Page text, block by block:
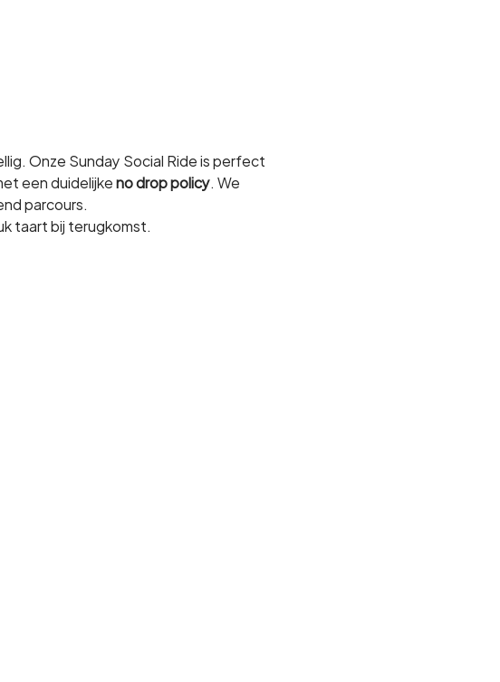
Onze Sunday Social Ride is perfect
een duidelijke no drop policy. We
parcours.
taart bij terugkomst.